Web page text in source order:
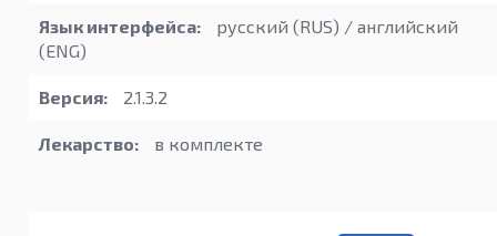
Язык интерфейса:
русский (RUS) / английский
(ENG)
Версия: 2.1.3.2
Лекарство: в комплекте